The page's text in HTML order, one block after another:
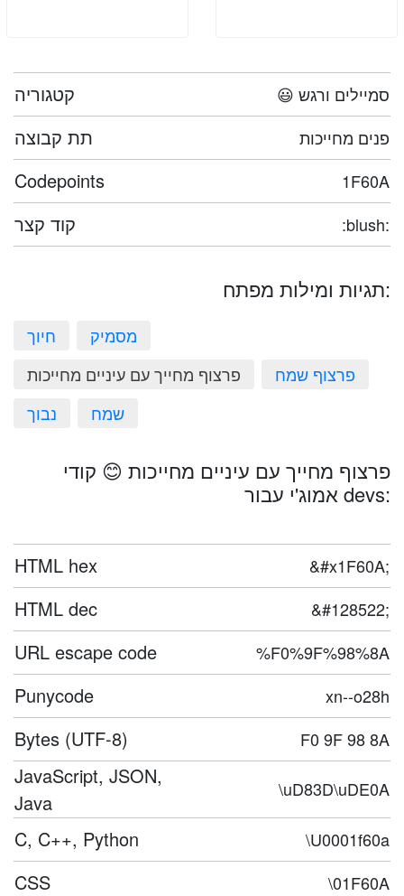
קטגוריה 😃 סמיילים ורגש
תת קבוצה פנים מחייכות
Codepoints 1F60A
קוד קצר :blush:
תגיות ומילות מפתח:
חיוך
מסמיק
פרצוף מחייך עם עיניים מחייכות
פרצוף שמח
נבוך
שמח
פרצוף מחייך עם עיניים מחייכות 😊 קודי
אמוג'י עבור devs:
HTML hex &#x1F60A;
HTML dec &#128522;
URL escape code %F0%9F%98%8A
Punycode xn--o28h
Bytes (UTF-8) F0 9F 98 8A
JavaScript, JSON,
Java
\uD83D\uDE0A
C, C++, Python \U0001f60a
CSS \01F60A